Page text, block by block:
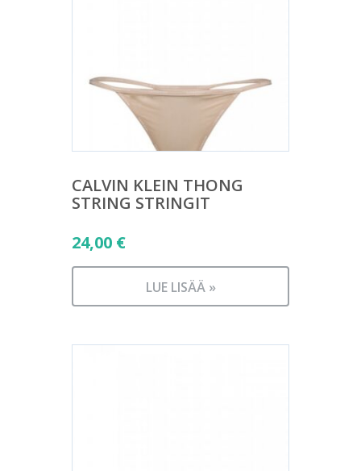
CALVIN KLEIN THONG
STRING STRINGIT
24,00 €
LUE LISÄÄ »